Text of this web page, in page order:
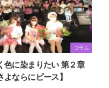
コラム
色に染まりたい 第２章
ならにピース】